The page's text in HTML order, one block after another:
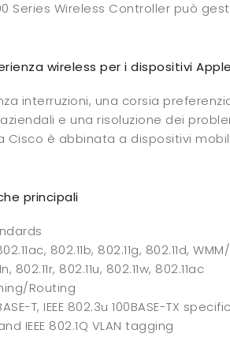
Series Wireless Controller può
wireless per i dispositivi
interruzioni, una corsia
e una risoluzione dei
Cisco è abbinata a dispositivi
principali
802.11b, 802.11g, 802.11d,
802.11r, 802.11u, 802.11w, 802.11ac
Routing
T, IEEE 802.3u 100BASE-TX
IEEE 802.1Q VLAN tagging